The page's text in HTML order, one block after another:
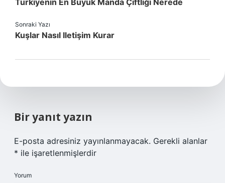
Türkiyenin En Büyük Manda Çiftliği Nerede
Sonraki Yazı
Kuşlar Nasıl Iletişim Kurar
Bir yanıt yazın
E-posta adresiniz yayınlanmayacak. Gerekli alanlar
* ile işaretlenmişlerdir
Yorum